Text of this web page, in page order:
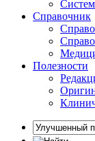
Справочник
Полезности